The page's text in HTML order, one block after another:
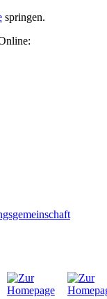
springen.